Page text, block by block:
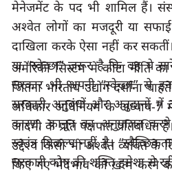
मेनेजमेंट के पद भी शामिल हैं।
अश्वेत लोगों का मजदूरी या
दाखिला करके ऐसा नहीं कर
या “स्वेच्छा” ज़रूर है कि वह ये
सरकार भी अपनी “स्वेच्छा” से
सरकारी अनुबंधों और अनुदानों में
कारण, कानून का अनुपालन
स्वतंत्र विकल्प नहीं है। “स्वैच्छिकता
सरकारी कोष की शक्ति हमेशा से
अमेरिकी सिस्टम में कोटा नीति
जितना भारतीय उद्योग दर्शाना
अधिकार अधिनियम के अध्याय-7
आदमी के प्रति पक्षपात प्रतिबंधित
उद्देश्य किसी भी अश्वेत व्यक्ति
किए गए भेदभाव को ख़त्म करने